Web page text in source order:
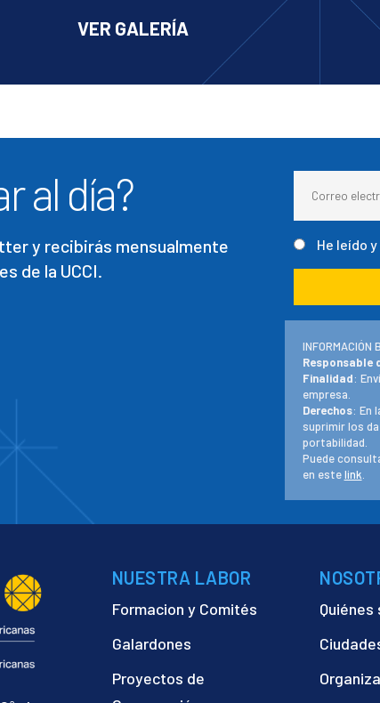
VER GALERÍA
al día?
y recibirás mensualmente
de la UCCI.
He leído
INFORMACIÓN
Responsable
Finalidad:
empresa.
Derechos: En
suprimir los
portabilidad.
Puede
en estelink
NUESTRA LABOR
Formacion y Comités
Galardones
Proyectos de
Quiénes